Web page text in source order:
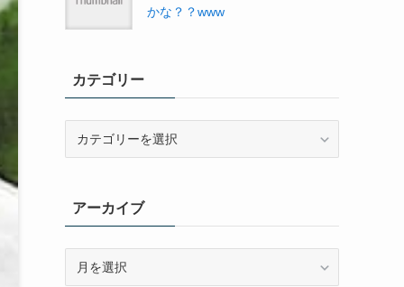
かな？？www
カテゴリー
ーアーカイブ